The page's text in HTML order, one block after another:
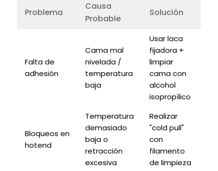
Problema
Causa
Probable
Solución
Falta de
adhesión
Cama mal
nivelada /
temperatura
baja
Usar laca
fijadora +
limpiar
cama con
alcohol
isopropílico
Bloqueos en
hotend
Temperatura
demasiado
baja o
retracción
excesiva
Realizar
"cold pull"
con
filamento
de limpieza